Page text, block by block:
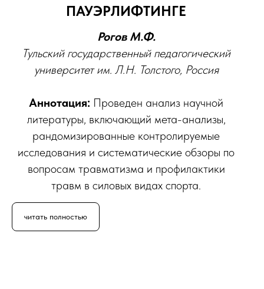
ПАУЭРЛИФТИНГЕ
Рогов М.Ф.
Тульский государственный педагогический
университет им. Л.Н. Толстого, Россия
Аннотация: Проведен анализ научной
литературы, включающий мета-анализы,
рандомизированные контролируемые
исследования и систематические обзоры по
вопросам травматизма и профилактики
травм в силовых видах спорта.
читать полностью